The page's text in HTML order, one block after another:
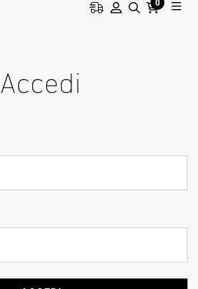
0
Accedi